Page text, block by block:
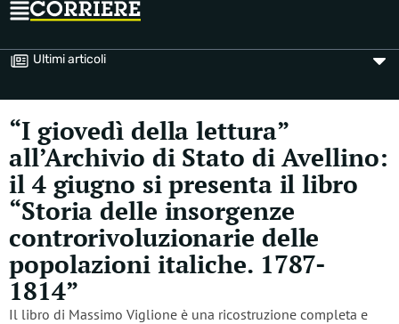
Ultimi articoli
“I giovedì della lettura”
all’Archivio di Stato di Avellino:
il 4 giugno si presenta il libro
“Storia delle insorgenze
controrivoluzionarie delle
popolazioni italiche. 1787-
1814”
Il libro di Massimo Viglione è una ricostruzione completa e